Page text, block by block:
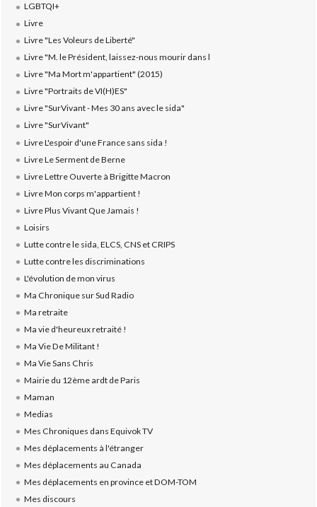
LGBTQI+
Livre
Livre "Les Voleurs de Liberté"
Livre "M. le Président, laissez-nous mourir dans l
Livre "Ma Mort m'appartient" (2015)
Livre "Portraits de VI(H)ES"
Livre "SurVivant - Mes 30 ans avec le sida"
Livre "SurVivant"
Livre L'espoir d'une France sans sida !
Livre Le Serment de Berne
Livre Lettre Ouverte à Brigitte Macron
Livre Mon corps m'appartient !
Livre Plus Vivant Que Jamais !
Loisirs
Lutte contre le sida, ELCS, CNS et CRIPS
Lutte contre les discriminations
L'évolution de mon virus
Ma Chronique sur Sud Radio
Ma retraite
Ma vie d'heureux retraité !
Ma Vie De Militant !
Ma Vie Sans Chris
Mairie du 12ème ardt de Paris
Maman
Medias
Mes Chroniques dans Equivok TV
Mes déplacements à l'étranger
Mes déplacements au Canada
Mes déplacements en province et DOM-TOM
Mes discours